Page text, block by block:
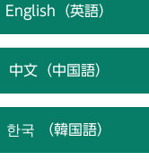
English（英語）
中文（中国語）
한국 （韓国語）